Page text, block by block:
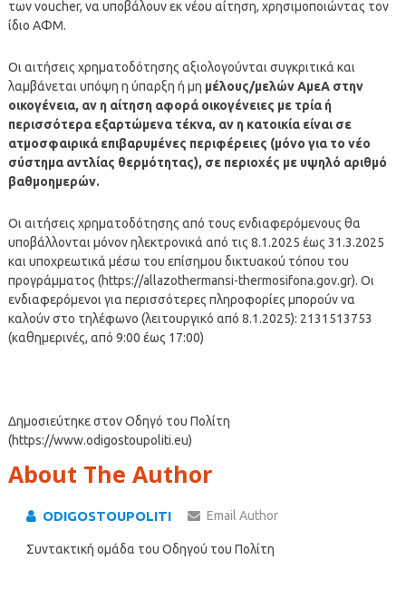
των voucher, να υποβάλουν εκ νέου αίτηση, χρησιμοποιώντας τον
ίδιο ΑΦΜ.
Οι αιτήσεις χρηματοδότησης αξιολογούνται συγκριτικά και
λαμβάνεται υπόψη η ύπαρξη ή μη μέλους/μελών ΑμεΑ στην
οικογένεια, αν η αίτηση αφορά οικογένειες με τρία ή
περισσότερα εξαρτώμενα τέκνα, αν η κατοικία είναι σε
ατμοσφαιρικά επιβαρυμένες περιφέρειες (μόνο για το νέο
σύστημα αντλίας θερμότητας), σε περιοχές με υψηλό αριθμό
βαθμοημερών.
Οι αιτήσεις χρηματοδότησης από τους ενδιαφερόμενους θα
υποβάλλονται μόνον ηλεκτρονικά από τις 8.1.2025 έως 31.3.2025
και υποχρεωτικά μέσω του επίσημου δικτυακού τόπου του
προγράμματος (https://allazothermansi-thermosifona.gov.gr). Οι
ενδιαφερόμενοι για περισσότερες πληροφορίες μπορούν να
καλούν στο τηλέφωνο (λειτουργικό από 8.1.2025): 2131513753
(καθημερινές, από 9:00 έως 17:00)
Δημοσιεύτηκε στον Οδηγό του Πολίτη
(https://www.odigostoupoliti.eu)
About The Author
ODIGOSTOUPOLITI Email Author
Συντακτική ομάδα του Οδηγού του Πολίτη